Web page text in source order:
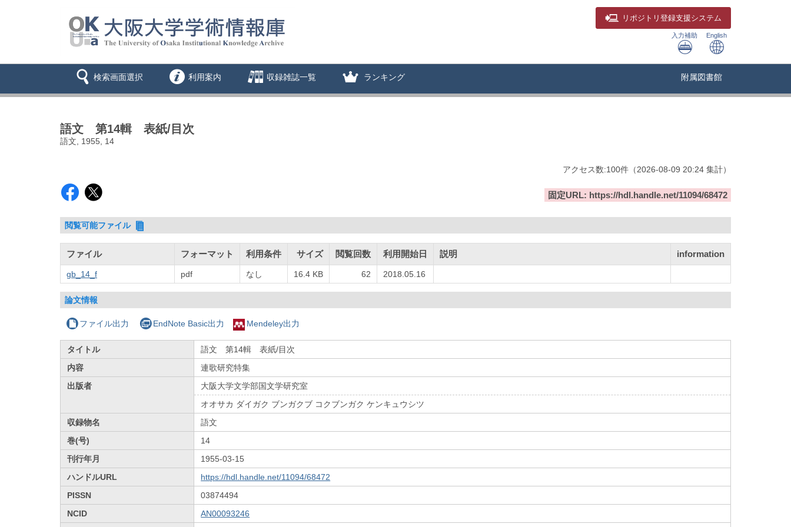
リポジトリ 登録支援システム
入力補助 English
検索画面選択 利用案内 収録雑誌一覧 ランキング 附属図書館
語文 第14輯 表紙/目次
語文, 1955, 14
アクセス数:100件 （2026-08-09 20:24 集計）
固定URL: https://hdl.handle.net/11094/68472
閲覧可能ファイル
ファイル フォーマット 利用条件 サイズ 閲覧回数 利用開始日 説明 information
gb_14_f pdf なし 16.4 KB 62 2018.05.16
論文情報
ファイル出力 EndNote Basic出力 Mendeley出力
タイトル
語文 第14輯 表紙/目次
内容
連歌研究特集
出版者
大阪大学文学部国文学研究室
オオサカ ダイガク ブンガクブ コクブンガク ケンキュウシツ
収録物名
語文
巻(号)
14
刊行年月
1955-03-15
ハンドルURL
https://hdl.handle.net/11094/68472
PISSN
03874494
NCID
AN00093246